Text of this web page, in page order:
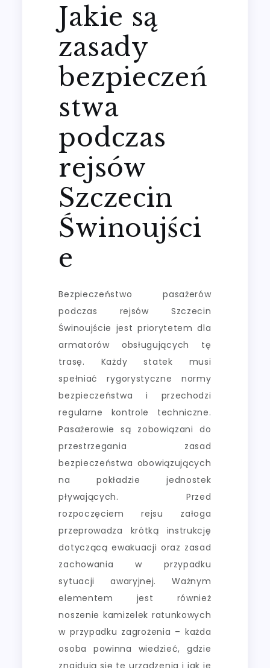
Jakie są
zasady
bezpieczeń
stwa
podczas
rejsów
Szczecin
Świnoujści
e
Bezpieczeństwo pasażerów
podczas rejsów Szczecin
Świnoujście jest priorytetem dla
armatorów obsługujących tę
trasę. Każdy statek musi
spełniać rygorystyczne normy
bezpieczeństwa i przechodzi
regularne kontrole techniczne.
Pasażerowie są zobowiązani do
przestrzegania zasad
bezpieczeństwa obowiązujących
na pokładzie jednostek
pływających. Przed
rozpoczęciem rejsu załoga
przeprowadza krótką instrukcję
dotyczącą ewakuacji oraz zasad
zachowania w przypadku
sytuacji awaryjnej. Ważnym
elementem jest również
noszenie kamizelek ratunkowych
w przypadku zagrożenia – każda
osoba powinna wiedzieć, gdzie
znajdują się te urządzenia i jak je